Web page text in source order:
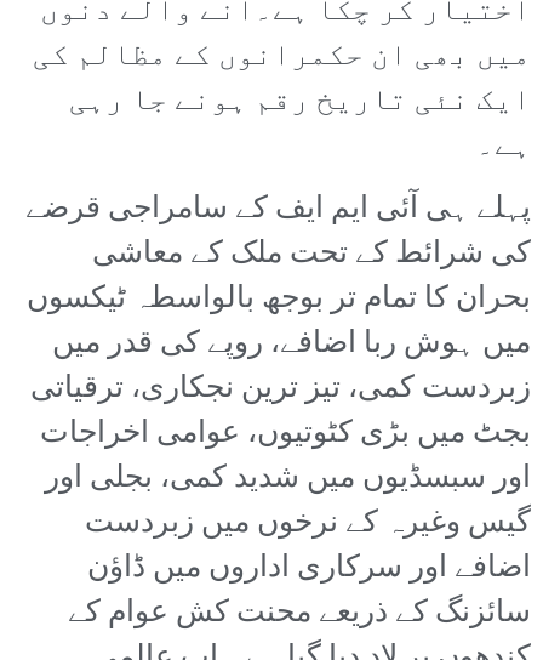
اختیار کر چکا ہے۔آنے والے دنوں
میں بھی ان حکمرانوں کے مظالم کی
ایک نئی تاریخ رقم ہونے جا رہی
ہے۔
پہلے ہی آئی ایم ایف کے سامراجی قرضے
کی شرائط کے تحت ملک کے معاشی
بحران کا تمام تر بوجھ بالواسطہ ٹیکسوں
میں ہوش ربا اضافے، روپے کی قدر میں
زبردست کمی، تیز ترین نجکاری، ترقیاتی
بجٹ میں بڑی کٹوتیوں، عوامی اخراجات
اور سبسڈیوں میں شدید کمی، بجلی اور
گیس وغیرہ کے نرخوں میں زبردست
اضافے اور سرکاری اداروں میں ڈاؤن
سائزنگ کے ذریعے محنت کش عوام کے